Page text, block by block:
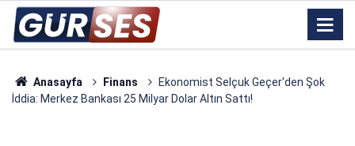
Anasayfa Finans
Ekonomist Selçuk Geçer'den Şok
İddia: Merkez Bankası 25 Milyar Dolar Altın Sattı!